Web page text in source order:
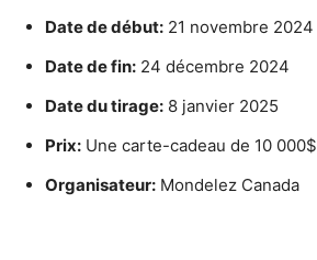
Date de début: 21 novembre 2024
Date de fin: 24 décembre 2024
Date du tirage: 8 janvier 2025
Prix: Une carte-cadeau de 10 000$
Organisateur: Mondelez Canada